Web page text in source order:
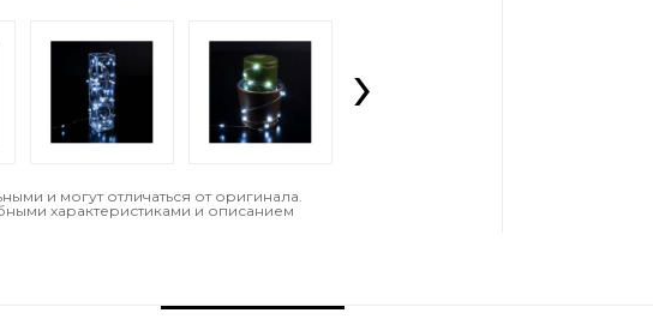
›
и могут отличаться от оригинала.
характеристиками и описанием